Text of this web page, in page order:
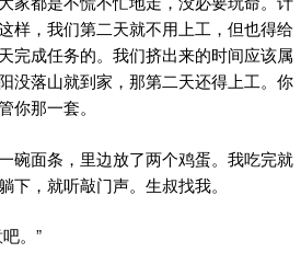
样，我们第二天就不用上工，但也得给
完成任务的。我们挤出来的时间应该属
没落山就到家，那第二天还得上工。你
你那一套。
碗面条，里边放了两个鸡蛋。我吃完就
下，就听敲门声。生叔找我。
。”